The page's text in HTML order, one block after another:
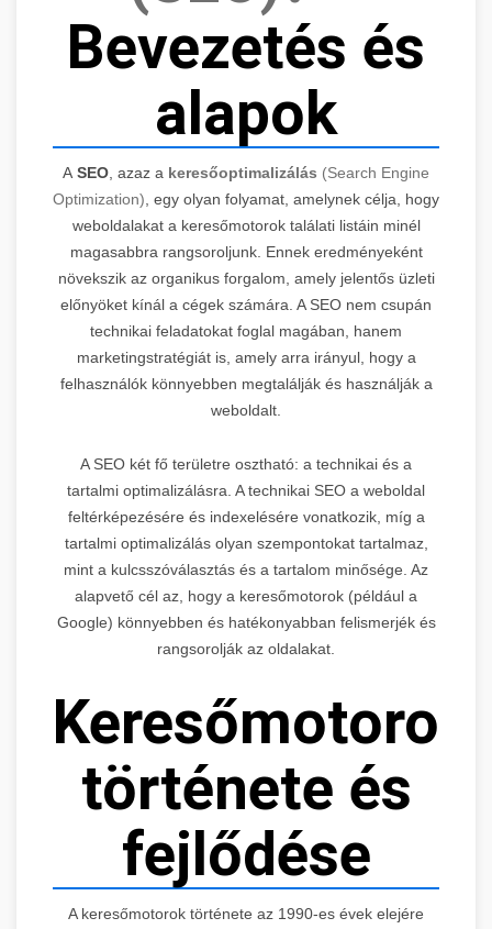
Bevezetés és
alapok
A SEO, azaz a keresőoptimalizálás (Search Engine
Optimization), egy olyan folyamat, amelynek célja, hogy
weboldalakat a keresőmotorok találati listáin minél
magasabbra rangsoroljunk. Ennek eredményeként
növekszik az organikus forgalom, amely jelentős üzleti
előnyöket kínál a cégek számára. A SEO nem csupán
technikai feladatokat foglal magában, hanem
marketingstratégiát is, amely arra irányul, hogy a
felhasználók könnyebben megtalálják és használják a
weboldalt.
A SEO két fő területre osztható: a technikai és a
tartalmi optimalizálásra. A technikai SEO a weboldal
feltérképezésére és indexelésére vonatkozik, míg a
tartalmi optimalizálás olyan szempontokat tartalmaz,
mint a kulcsszóválasztás és a tartalom minősége. Az
alapvető cél az, hogy a keresőmotorok (például a
Google) könnyebben és hatékonyabban felismerjék és
rangsorolják az oldalakat.
Keresőmotorok
története és
fejlődése
A keresőmotorok története az 1990-es évek elejére